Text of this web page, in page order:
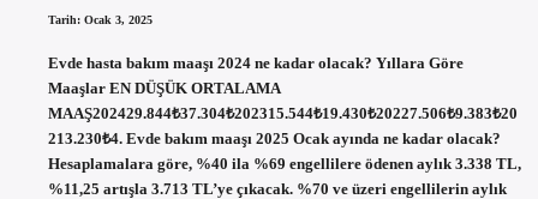
Tarih: Ocak 3, 2025
Evde hasta bakım maaşı 2024 ne kadar olacak? Yıllara Göre
Maaşlar EN DÜŞÜK ORTALAMA
MAAŞ202429.844₺37.304₺202315.544₺19.430₺20227.506₺9.383₺20
213.230₺4. Evde bakım maaşı 2025 Ocak ayında ne kadar olacak?
Hesaplamalara göre, %40 ila %69 engellilere ödenen aylık 3.338 TL,
%11,25 artışla 3.713 TL’ye çıkacak. %70 ve üzeri engellilerin aylık